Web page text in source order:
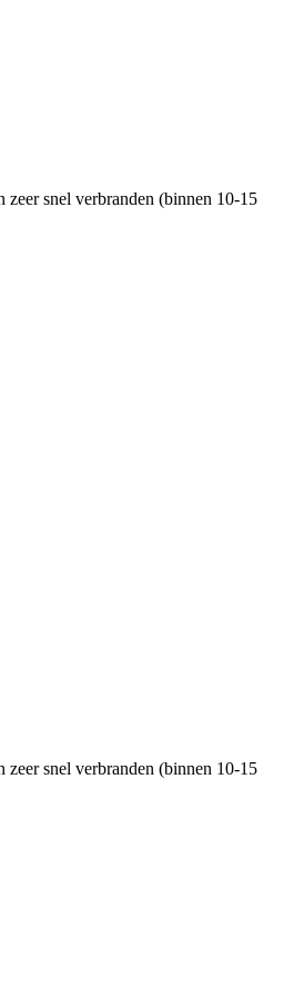
zeer snel verbranden (binnen 10-15
zeer snel verbranden (binnen 10-15